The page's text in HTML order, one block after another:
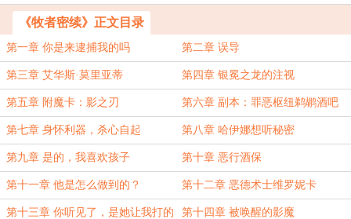
《牧者密续》正文目录
第一章 你是来逮捕我的吗 第二章 误导
第三章 艾华斯·莫里亚蒂 第四章 银冕之龙的注视
第五章 附魔卡：影之刃 第六章 副本：罪恶枢纽鹈鹕酒吧
第七章 身怀利器，杀心自起 第八章 哈伊娜想听秘密
第九章 是的，我喜欢孩子 第十章 恶行酒保
第十一章 他是怎么做到的？ 第十二章 恶德术士维罗妮卡
第十三章 你听见了，是她让我打的 第十四章 被唤醒的影魔